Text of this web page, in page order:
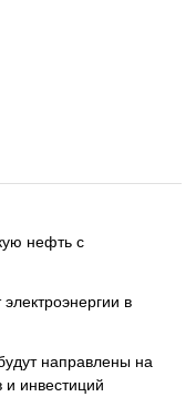
нефть с
в
направлены на
инвестиций